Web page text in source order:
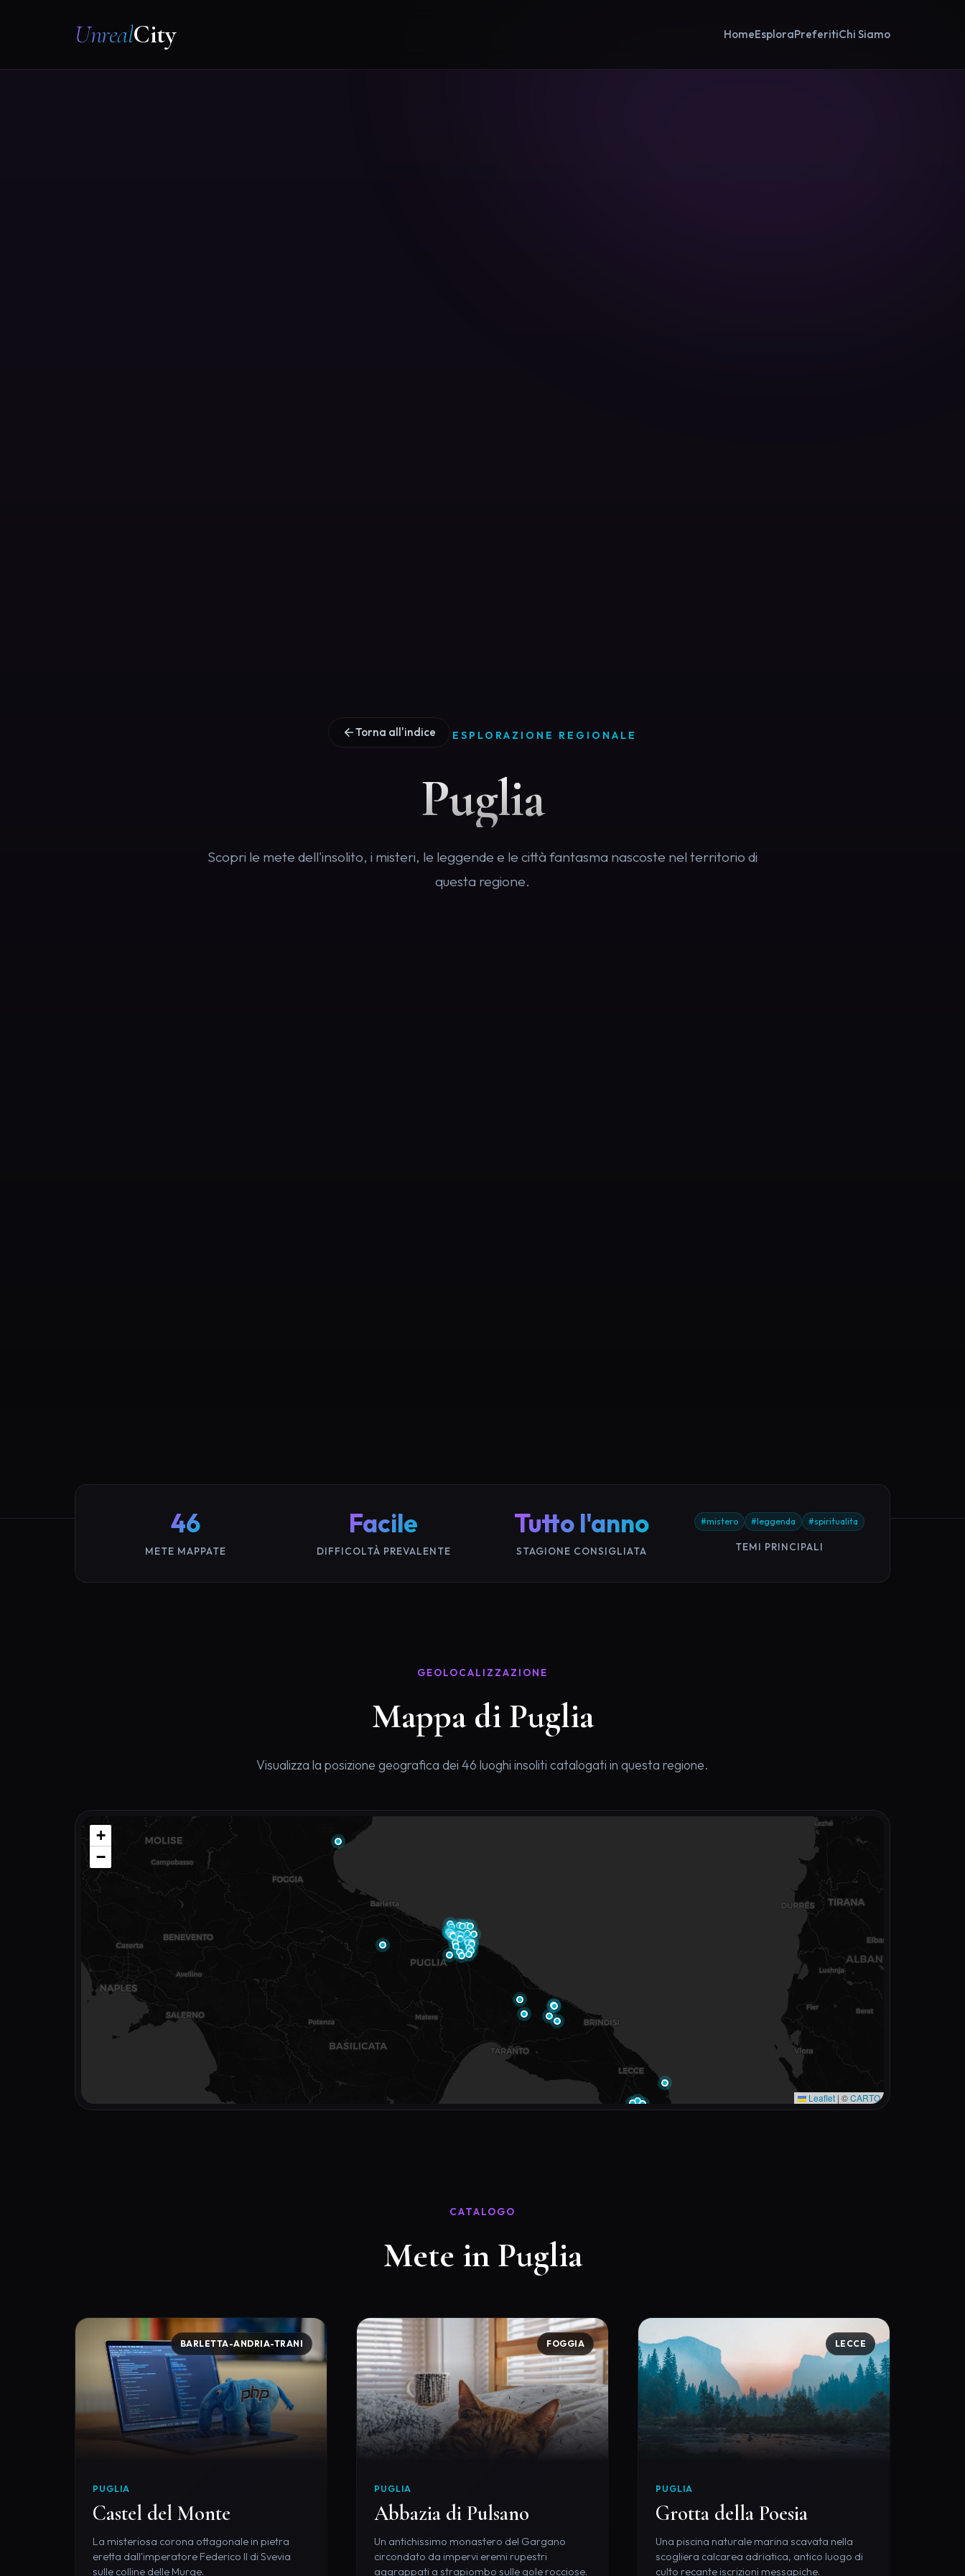
UnrealCity HomeEsploraPreferitiChi Siamo
Torna all'indice ESPLORAZIONE REGIONALE
Puglia
Scopri le mete dell'insolito, i misteri, le leggende e le città fantasma nascoste nel territorio di
questa regione.
46
METE MAPPATE
Facile
DIFFICOLTÀ PREVALENTE
Tutto l'anno
STAGIONE CONSIGLIATA
#mistero #leggenda #spiritualita
TEMI PRINCIPALI
GEOLOCALIZZAZIONE
Mappa di Puglia
Visualizza la posizione geografica dei 46 luoghi insoliti catalogati in questa regione.
+
−
Leaflet | ©CARTO
CATALOGO
Mete in Puglia
BARLETTA-ANDRIA-TRANI
PUGLIA
Castel del Monte
La misteriosa corona ottagonale in pietra
eretta dall'imperatore Federico II di Svevia
sulle colline delle Murge.
FOGGIA
PUGLIA
Abbazia di Pulsano
Un antichissimo monastero del Gargano
circondato da impervi eremi rupestri
aggrappati a strapiombo sulle gole rocciose.
LECCE
PUGLIA
Grotta della Poesia
Una piscina naturale marina scavata nella
scogliera calcarea adriatica, antico luogo di
culto recante iscrizioni messapiche.